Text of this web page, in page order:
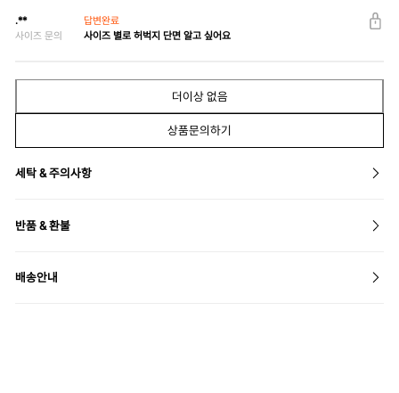
.**
답변완료
사이즈 문의
사이즈 별로 허벅지 단면 알고 싶어요
더이상 없음
상품문의하기
세탁 & 주의사항
반품 & 환불
배송안내